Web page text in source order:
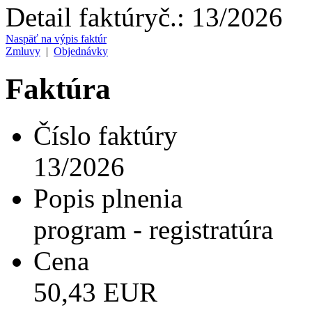
Detail faktúryč.: 13/2026
Naspäť na výpis faktúr
Zmluvy | Objednávky
Faktúra
Číslo faktúry
13/2026
Popis plnenia
program - registratúra
Cena
50,43 EUR